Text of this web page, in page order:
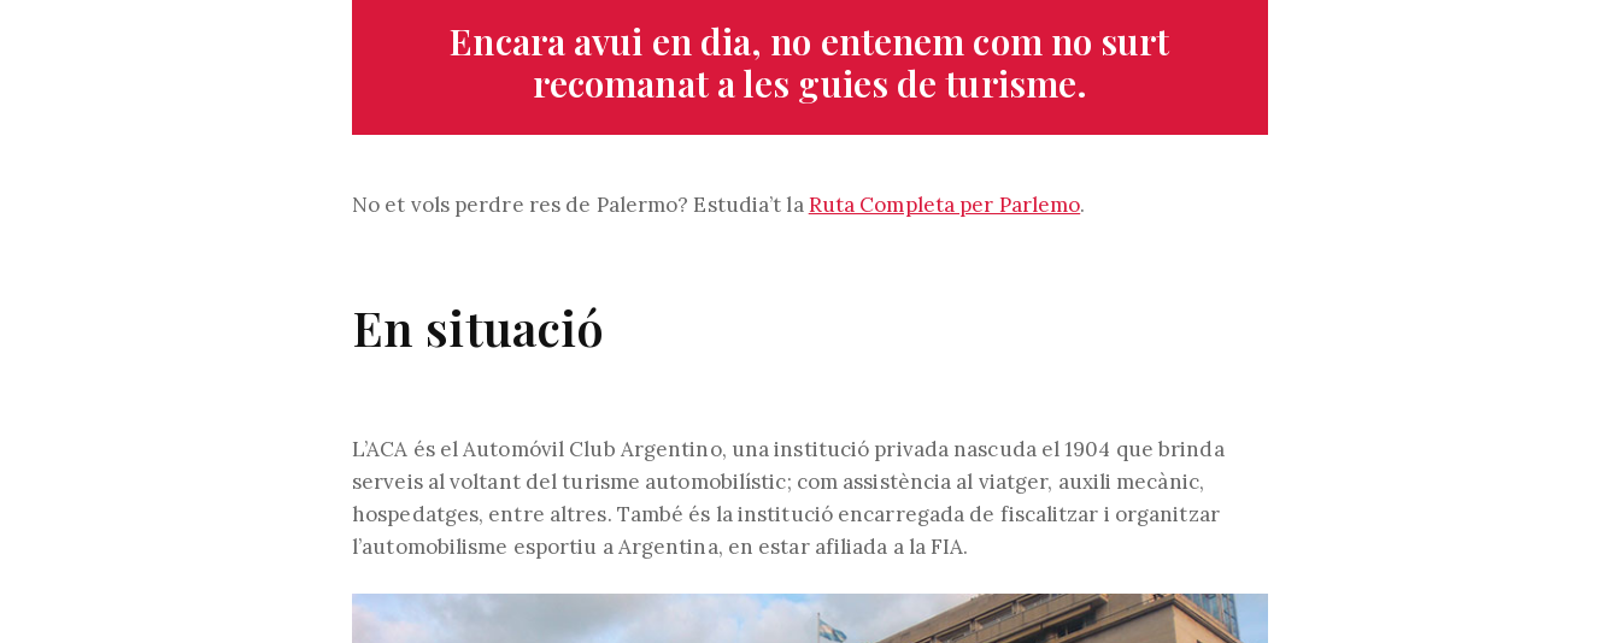
Encara avui en dia, no entenem com no surt
recomanat a les guies de turisme.
No et vols perdre res de Palermo? Estudia’t laRuta Completa per Parlemo.
En situació
L’ACA és el Automóvil Club Argentino, una institució privada nascuda el 1904 que brinda
serveis al voltant del turisme automobilístic; com assistència al viatger, auxili mecànic,
hospedatges, entre altres. També és la institució encarregada de fiscalitzar i organitzar
l’automobilisme esportiu a Argentina, en estar afiliada a la FIA.